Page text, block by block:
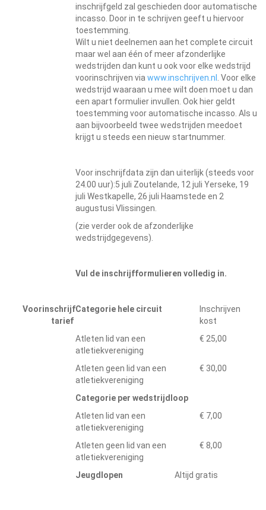
inschrijfgeld zal geschieden door automatische
incasso. Door in te schrijven geeft u hiervoor
toestemming.
Wilt u niet deelnemen aan het complete circuit
maar wel aan één of meer afzonderlijke
wedstrijden dan kunt u ook voor elke wedstrijd
voorinschrijven via www.inschrijven.nl
. Voor elke
wedstrijd waaraan u mee wilt doen moet u dan
een apart formulier invullen. Ook hier geldt
toestemming voor automatische incasso. Als u
aan bijvoorbeeld twee wedstrijden meedoet
krijgt u steeds een nieuw startnummer.
Voor inschrijfdata zijn dan uiterlijk (steeds voor
24.00 uur):5 juli Zoutelande, 12 juli Yerseke, 19
juli Westkapelle, 26 juli Haamstede en 2
augustusi Vlissingen.
(zie verder ook de afzonderlijke
wedstrijdgegevens).
Vul de inschrijfformulieren volledig in.
Voorinschrijf
tarief
Categorie hele circuit
Inschrijven
kost
Atleten lid van een
atletiekvereniging
€ 25,00
Atleten geen lid van een
atletiekvereniging
€ 30,00
Categorie per wedstrijdloop
Atleten lid van een
atletiekvereniging
€ 7,00
Atleten geen lid van een
atletiekvereniging
€ 8,00
Jeugdlopen Altijd gratis